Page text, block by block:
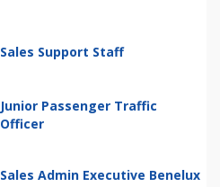
Sales Support Staff
Junior Passenger Traffic
Officer
Sales Admin Executive Benelux